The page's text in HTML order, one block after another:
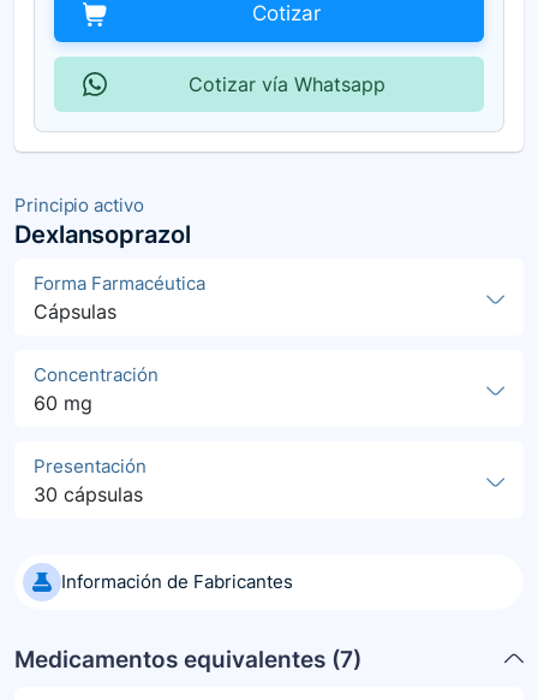
Principio activo
Dexlansoprazol
Forma Farmacéutica
Cápsulas
Concentración
60 mg
Presentación
30 cápsulas
Información de Fabricantes
Medicamentos equivalentes (7)
Cotizar
Cotizar vía Whatsapp